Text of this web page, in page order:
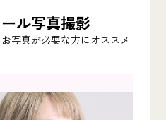
ル写真撮影
写真が必要な方にオススメ